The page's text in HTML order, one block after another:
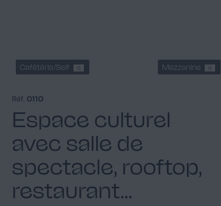
Cafétéria/Self 5 Mezzanine 5
Réf. 0110
Espace culturel
avec salle de
spectacle, rooftop,
restaurant...